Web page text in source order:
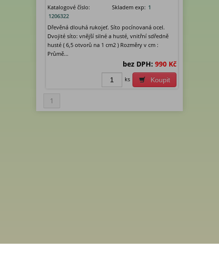
Katalogové číslo:
1206322
Skladem exp: 1
Dřevěná dlouhá rukojeť. Síto pocínovaná ocel.
Dvojité síto: vnější silné a husté, vnitřní sdředně
husté ( 6,5 otvorů na 1 cm2 ) Rozměry v cm :
Průmě...
bez DPH: 990 Kč
Koupit
ks
1